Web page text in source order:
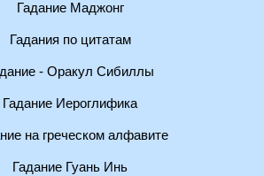
Гадание Маджонг
Гадания по цитатам
- Оракул Сибиллы
Гадание Иероглифика
на греческом алфавите
Гадание Гуань Инь